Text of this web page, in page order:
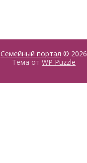
Семейный портал © 2026
Тема от WP Puzzle